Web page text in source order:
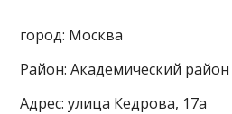
город: Москва
Район: Академический район
Адрес: улица Кедрова, 17а